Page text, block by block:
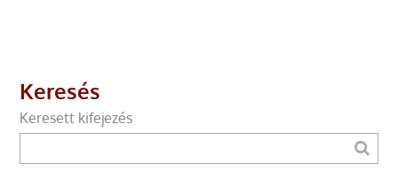
Keresés
Keresett kifejezés